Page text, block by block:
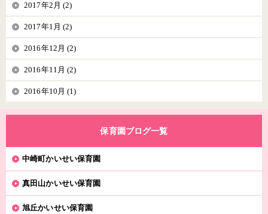
2017年2月 (2)
2017年1月 (2)
2016年12月 (2)
2016年11月 (2)
2016年10月 (1)
保育園ブログ一覧
中崎町かいせい保育園
真田山かいせい保育園
旭丘かいせい保育園